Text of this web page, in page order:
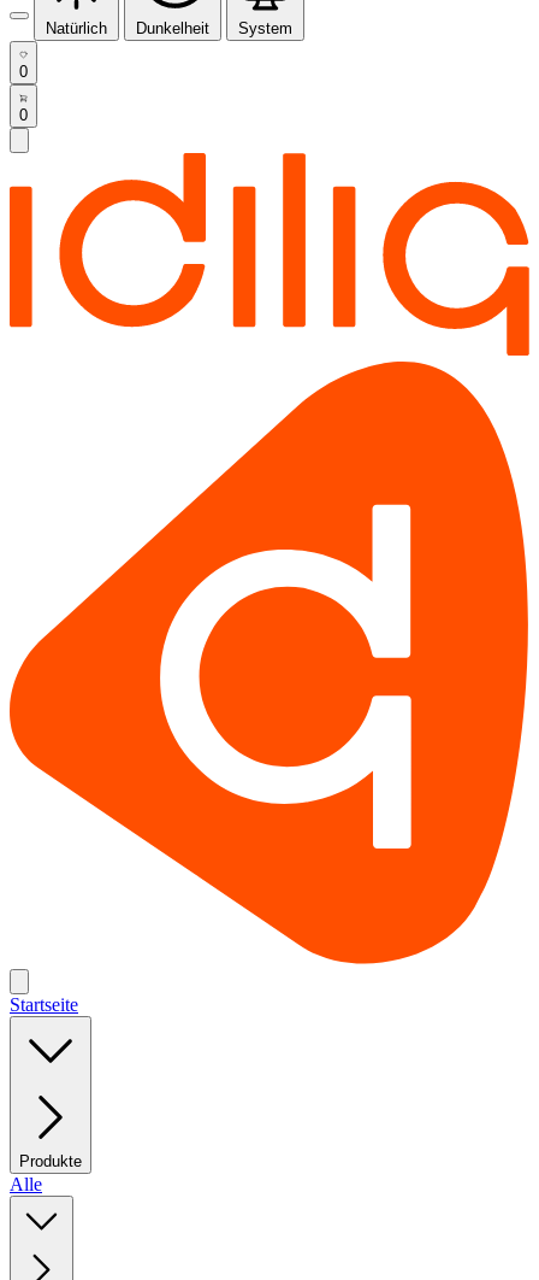
Natürlich Dunkelheit System
0
0
Startseite
Produkte
Alle